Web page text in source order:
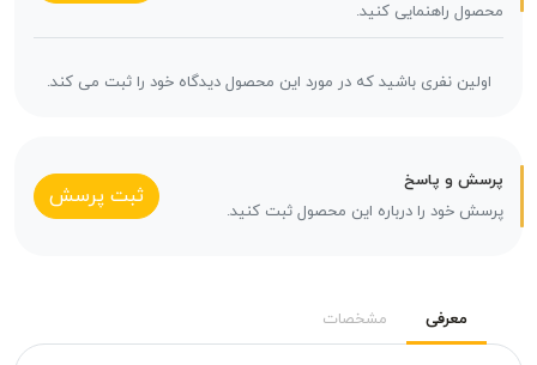
محصول راهنمایی کنید.
اولین نفری باشید که در مورد این محصول دیدگاه خود را ثبت می کند.
پرسش و پاسخ
پرسش خود را درباره این محصول ثبت کنید.
ثبت پرسش
معرفی مشخصات